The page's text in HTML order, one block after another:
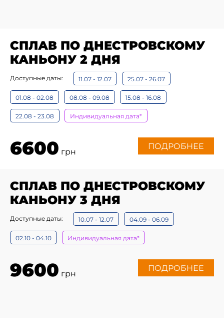
СПЛАВ ПО ДНЕСТРОВСКОМУ
КАНЬОНУ 2 ДНЯ
Доступные даты: 11.07 - 12.07 25.07 - 26.07
01.08 - 02.08 08.08 - 09.08 15.08 - 16.08
22.08 - 23.08 Индивидуальная дата*
6600 грн
ПОДРОБНЕЕ
СПЛАВ ПО ДНЕСТРОВСКОМУ
КАНЬОНУ 3 ДНЯ
Доступные даты: 10.07 - 12.07 04.09 - 06.09
02.10 - 04.10 Индивидуальная дата*
9600 грн
ПОДРОБНЕЕ